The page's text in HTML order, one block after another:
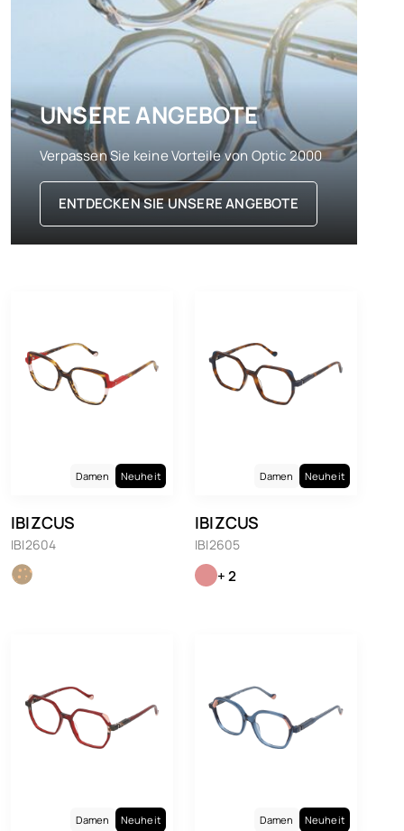
UNSERE ANGEBOTE
Verpassen Sie keine Vorteile von Optic 2000
ENTDECKEN SIE UNSERE ANGEBOTE
Damen Neuheit
IBIZCUS
IBI2604
Damen Neuheit
IBIZCUS
IBI2605
+ 2
Damen Neuheit Damen Neuheit